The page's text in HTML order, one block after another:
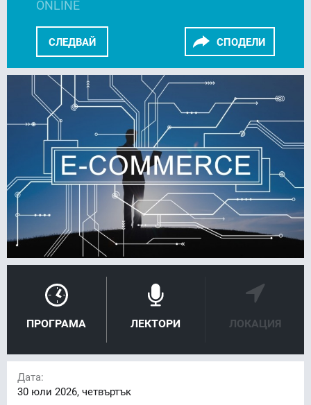
СЛЕДВАЙ СПОДЕЛИ
ONLINE
FACEBOOK LINKEDIN
ПРОГРАМА ЛЕКТОРИ ЛОКАЦИЯ
Дата:
30 юли 2026, четвъртък